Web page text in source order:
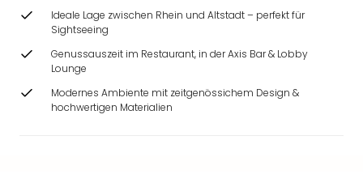
Ideale Lage zwischen Rhein und Altstadt – perfekt für
Sightseeing
Genussauszeit im Restaurant, in der Axis Bar & Lobby
Lounge
Modernes Ambiente mit zeitgenössichem Design &
hochwertigen Materialien